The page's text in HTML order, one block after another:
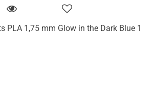
PLA 1,75 mm Glow in the Dark Blue 1